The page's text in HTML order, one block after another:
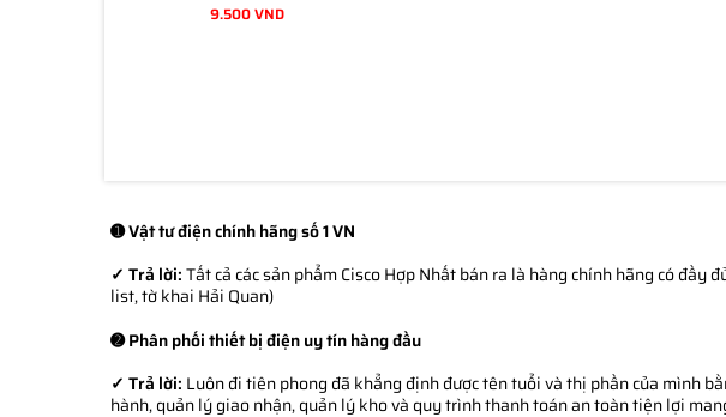
9.500 VND
➊ Vật tư điện chính hãng số 1 VN
✓ Trả lời:Tất cả các sản phẩm Cisco Hợp Nhất bán ra là hàng chính hãng có
list, tờ khai Hải Quan)
➋ Phân phối thiết bị điện uy tín hàng đầu
✓ Trả lời: Luôn đi tiên phong đã khẳng định được tên tuổi và thị phần của mình
hành, quản lý giao nhận, quản lý kho và quy trình thanh toán an toàn tiện lợi